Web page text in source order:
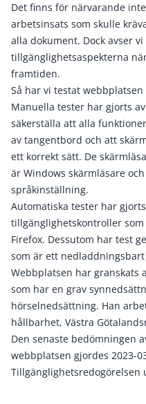
Det finns för närvarande
arbetsinsats som skulle
alla dokument. Dock avser
tillgänglighetsaspekterna
framtiden.
Så har vi testat webbplatsen
Manuella tester har gjorts
säkerställa att alla
av tangentbord och att
ett korrekt sätt. De
är Windows skärmläsare
språkinställning.
Automatiska tester har
tillgänglighetskontroller
Firefox. Dessutom har test
som är ett
Webbplatsen har granskats
som har en grav
hörselnedsättning. Han
hållbarhet, Västra
Den senaste bedömningen
webbplatsen gjordes 2023-
Tillgänglighetsredogörelsen